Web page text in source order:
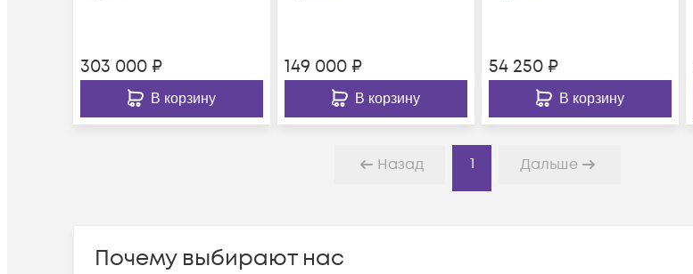
303 000 ₽
В корзину
149 000₽
В корзину
54 250₽
В корзину
Назад 1 Дальше
Почему выбирают нас